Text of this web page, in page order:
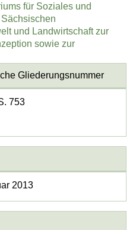
für Soziales und
und Landwirtschaft zur
sowie zur
Gliederungsnummer
753
2013